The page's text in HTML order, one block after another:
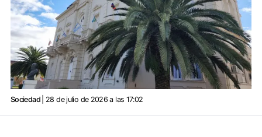
Sociedad | 28 de julio de 2026 a las 17:02